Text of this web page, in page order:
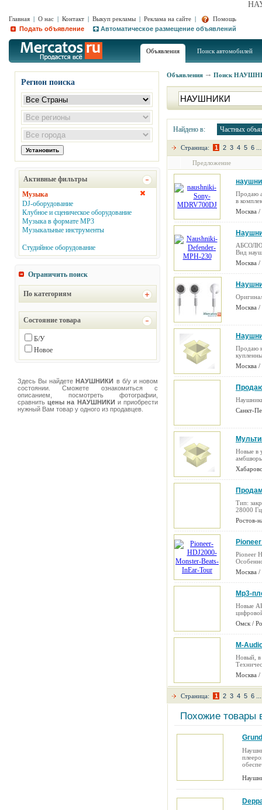
Главная | О нас | Контакт | Выкуп рекламы | Реклама на сайте |
Помощь
Подать объявление
Автоматическое размещение объявлений
Объявления Поиск автомобилей
Регион поиска
Активные фильтры
Музыка
DJ-оборудование
Клубное и сценическое оборудование
Музыка в формате MP3
Музыкальные инструменты
Студийное оборудование
Ограничить поиск
По категориям
Состояние товара
Б/У
Новое
Здесь Вы найдетеНАУШНИКИ в б/у и новом
состоянии. Сможете ознакомиться с
описанием, посмотреть фотографии,
сравнитьцены на НАУШНИКИи приобрести
нужный Вам товар у одного из продавцев.
Объявления Поиск
Найдено в: Частных
Страница: 1 2 3 4 5 6
Предложение
Продаю
в
Москва /
Вид
Москва /
Москва /
Продаю
Москва /
Санкт-
Новые в
амбшюры
ру
Тип:
28000
Ростов-
Pioneer
Москва /
Mp3-
Новые
Омск /
M-
Новый,
Москва /
Страница: 1 2 3 4 5 6
Похожие товары